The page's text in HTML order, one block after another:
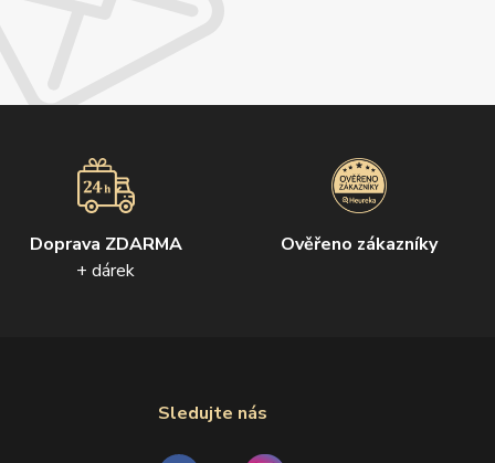
Doprava ZDARMA
+ dárek
Ověřeno zákazníky
Sledujte nás